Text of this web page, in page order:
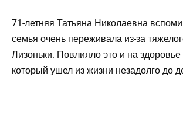
71-летняя Татьяна Николаевна
семья очень переживала из-за
Лизоньки. Повлияло это и на здоровье
который ушел из жизни незадолго до